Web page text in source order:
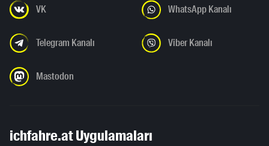
VK WhatsApp Kanalı
Telegram Kanalı Viber Kanalı
Mastodon
ichfahre.at Uygulamaları